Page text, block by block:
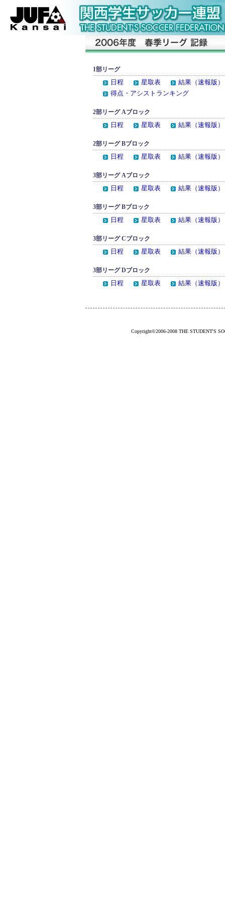
1部リーグ
日程
星取表
結果（速報版）
得点・アシストランキング
2部リーグ Aブロック
日程
星取表 結果（速報版）
2部リーグ Bブロック
日程
星取表 結果（速報版）
3部リーグ Aブロック
日程
星取表 結果（速報版）
3部リーグ Bブロック
日程
星取表 結果（速報版）
3部リーグ Cブロック
日程
星取表 結果（速報版）
3部リーグ Dブロック
日程
星取表 結果（速報版）
Copyright©2006-2008 THE STUDENT'S